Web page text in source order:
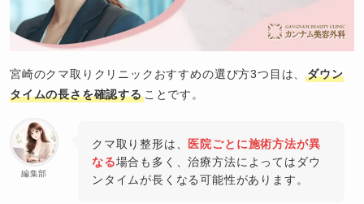
宮崎のクマ取りクリニックおすすめの選び方3つ目は、ダウン
タイムの長さを確認することです。
編集部
クマ取り整形は、 医院ごとに施術方法が異
なる場合も多く、治療方法によってはダウ
ンタイムが長くなる可能性があります。